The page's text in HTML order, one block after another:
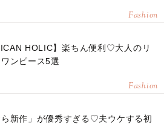
Fashion
HOLIC】楽ちん便利♡大人のリ
ンピース5選
Fashion
ら新作」が優秀すぎる♡夫ウケする初